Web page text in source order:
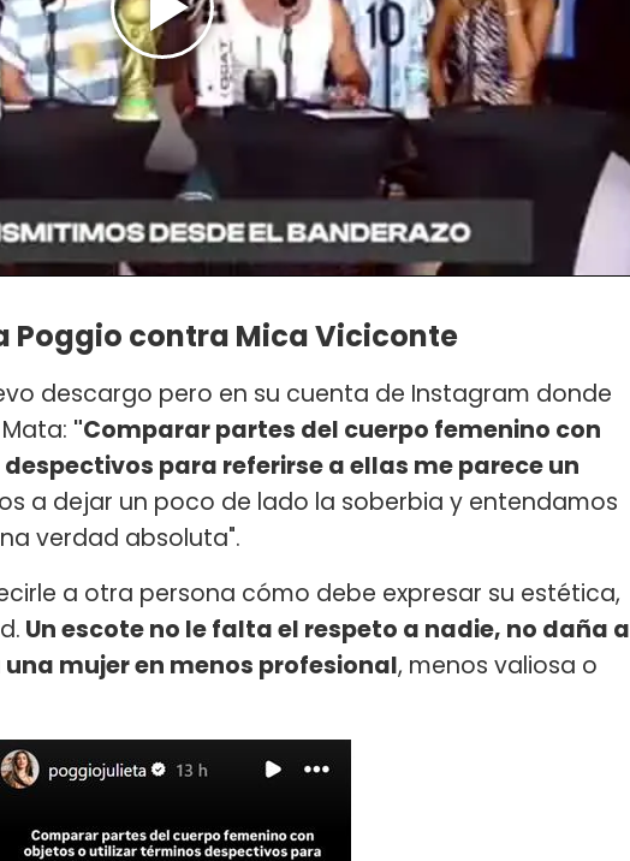
Poggio contra Mica Viciconte
descargo pero en su cuenta de Instagram donde
"Comparar partes del cuerpo femenino con
para referirse a ellas me parece un
a dejar un poco de lado la soberbia y entendamos
verdad absoluta".
a otra persona cómo debe expresar su estética,
Un escote no le falta el respeto a nadie, no daña a
mujer en menos profesional, menos valiosa o